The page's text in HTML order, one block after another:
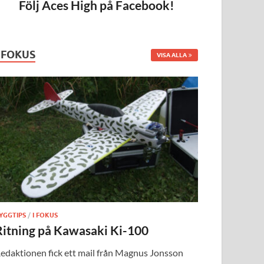
Följ Aces High på Facebook!
VISA ALLA
/I FOKUS
på Kawasaki Ki-100
fick ett mail från Magnus Jonsson